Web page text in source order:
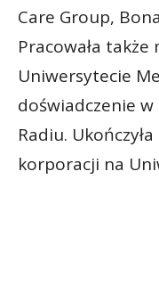
Care Group,
Pracowała także
Uniwersytecie
doświadczenie
Radiu.
korporacji na